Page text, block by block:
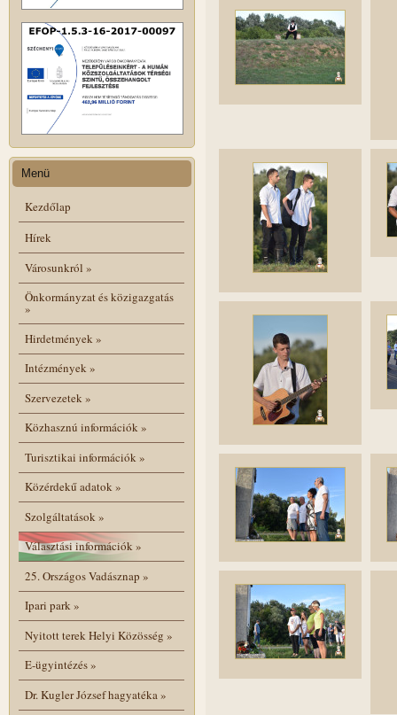
Menü
Kezdőlap
Hírek
Városunkról »
Önkormányzat és közigazgatás
»
Hirdetmények»
Intézmények»
Szervezetek»
Közhasznú információk»
Turisztikai információk»
Közérdekű adatok»
Szolgáltatások»
Választási információk»
25. Országos Vadásznap »
Ipari park»
Nyitott terek Helyi Közösség »
E-ügyintézés»
Dr. Kugler József hagyatéka»